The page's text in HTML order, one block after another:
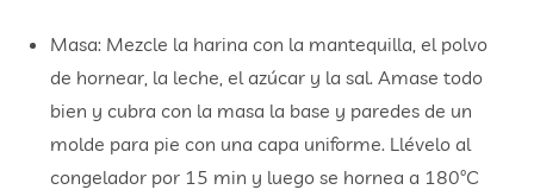
Masa: Mezcle la harina con la mantequilla, el polvo
de hornear, la leche, el azúcar y la sal. Amase todo
bien y cubra con la masa la base y paredes de un
molde para pie con una capa uniforme. Llévelo al
congelador por 15 min y luego se hornea a 180ºC